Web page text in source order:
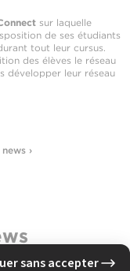
sur laquelle
de ses étudiants
tout leur cursus.
des élèves le réseau
développer leur réseau
›